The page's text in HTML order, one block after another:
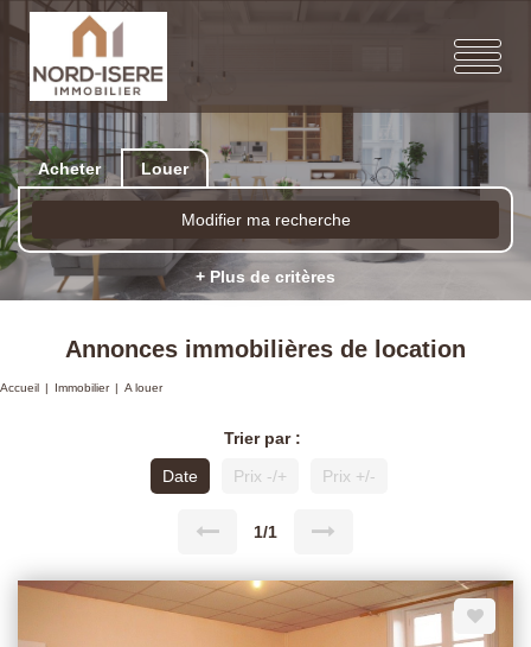
Acheter Louer
Modifier ma recherche
+ Plus de critères
Annonces immobilières de location
Accueil Immobilier A louer
Trier par :
Date
Prix -/+ Prix +/-
1/1